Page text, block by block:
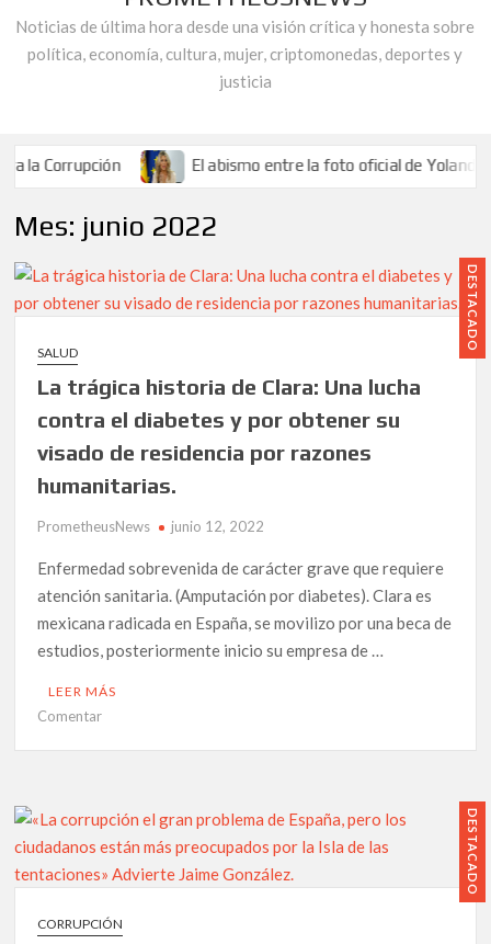
Noticias de última hora desde una visión crítica y honesta sobre
política, economía, cultura, mujer, criptomonedas, deportes y
justicia
El abismo entre la foto oficial de Yolanda Díaz y la
de las primeras filtraciones sobre la financiación ilícita del
El abismo entre la foto oficial de Yolanda Díaz y la
de Guadalquivir.
Al descubierto las gravísimas
de las primeras filtraciones sobre la financiación ilícita del
Mes: junio 2022
DESTACADO
SALUD
La trágica historia de Clara: Una lucha
contra el diabetes y por obtener su
visado de residencia por razones
humanitarias.
PrometheusNews junio 12, 2022
Enfermedad sobrevenida de carácter grave que requiere
atención sanitaria. (Amputación por diabetes). Clara es
mexicana radicada en España, se movilizo por una beca de
estudios, posteriormente inicio su empresa de …
LEER MÁS
Comentaren
de
lucha
el
DESTACADO
CORRUPCIÓN